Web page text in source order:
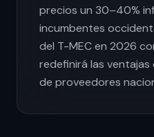
precios un 30–40%
incumbentes
del T-MEC en 2026
redefinirá las
de proveedores